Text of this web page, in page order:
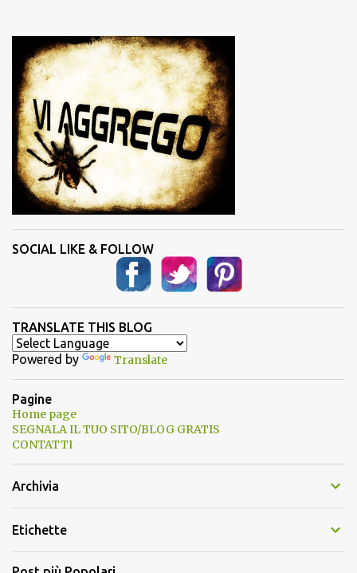
n
t
i
SOCIAL LIKE & FOLLOW
TRANSLATE THIS BLOG
Powered by Translate
Pagine
Home page
SEGNALA IL TUO SITO/BLOG GRATIS
CONTATTI
Archivia
Etichette